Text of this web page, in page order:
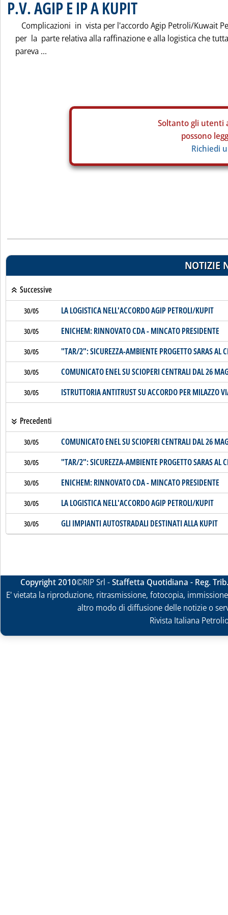
P.V. AGIP E IP A KUPIT
Complicazioni in vista per l'accordo Agip Petroli/Kuwait
per la parte relativa alla raffinazione e alla logistica che
pareva ...
Soltanto gli utenti
possono
Richiedi
NOTIZIE
Successive
30/05 LA LOGISTICA NELL'ACCORDO AGIP PETROLI/KUPIT
30/05 ENICHEM: RINNOVATO CDA - MINCATO PRESIDENTE
30/05 "TAR/2": SICUREZZA-AMBIENTE PROGETTO SARAS AL
30/05 COMUNICATO ENEL SU SCIOPERI CENTRALI DAL 26
30/05 ISTRUTTORIA ANTITRUST SU ACCORDO PER MILAZZO
Precedenti
30/05 COMUNICATO ENEL SU SCIOPERI CENTRALI DAL 26
30/05 "TAR/2": SICUREZZA-AMBIENTE PROGETTO SARAS AL
30/05 ENICHEM: RINNOVATO CDA - MINCATO PRESIDENTE
30/05 LA LOGISTICA NELL'ACCORDO AGIP PETROLI/KUPIT
30/05 GLI IMPIANTI AUTOSTRADALI DESTINATI ALLA KUPIT
Copyright 2010©RIP Srl -Staffetta Quotidiana - Reg.
E' vietata la riproduzione, ritrasmissione, fotocopia,
altro modo di diffusione delle notizie o
Rivista Italiana